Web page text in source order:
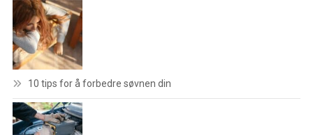
10 tips for å forbedre søvnen din